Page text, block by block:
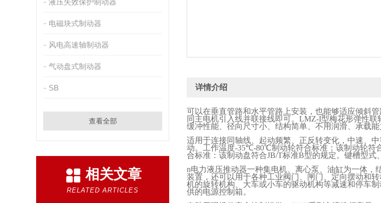
液压失效保护制动器
电磁块式制动器
风电高速轴制动器
气动盘式制动器
SB
查看全部
相关文章
RELATED ARTICLES
详情介绍
可以在垂直管路和水平管路上安装，也能够适应倾斜
同主电机引入线并联接线即可。 LMZ-I型梅花形弹性联
缓冲性能、径向尺寸小、结构简单、不用润滑、承载
适用于连接同轴线、起动频繁、正反转变化，中速、
动。工作温度-35℃-80℃制动轮符合标准：该制动轮符
合标准：该制动盘符合JB/T标准B型的规定。键槽型式
n电力液压推动器一种集电机、离心泵、油缸为一体
装置，还可以用于各种工业阀门、闸门、定向摆动和
机的旋转机构、大车或小车的驱动机构等减速和停车
供的电源控制箱。